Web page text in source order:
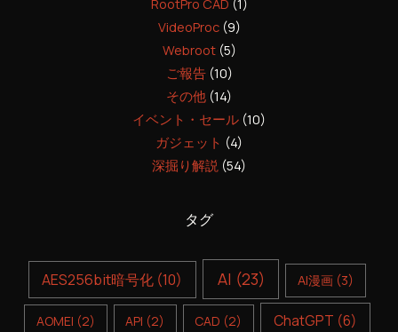
VideoProc(9)
Webroot(5)
ご報告(10)
その他 (14)
イベント・セール (10)
ガジェット (4)
深掘り解説 (54)
タグ
AES256bit暗号化 (10) AI (23) AI漫画 (3)
AOMEI (2) API (2) CAD (2) ChatGPT (6)